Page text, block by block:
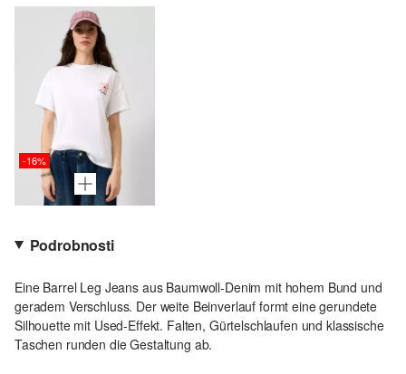
-16%
Podrobnosti
Eine Barrel Leg Jeans aus Baumwoll-Denim mit hohem Bund und
geradem Verschluss. Der weite Beinverlauf formt eine gerundete
Silhouette mit Used-Effekt. Falten, Gürtelschlaufen und klassische
Taschen runden die Gestaltung ab.